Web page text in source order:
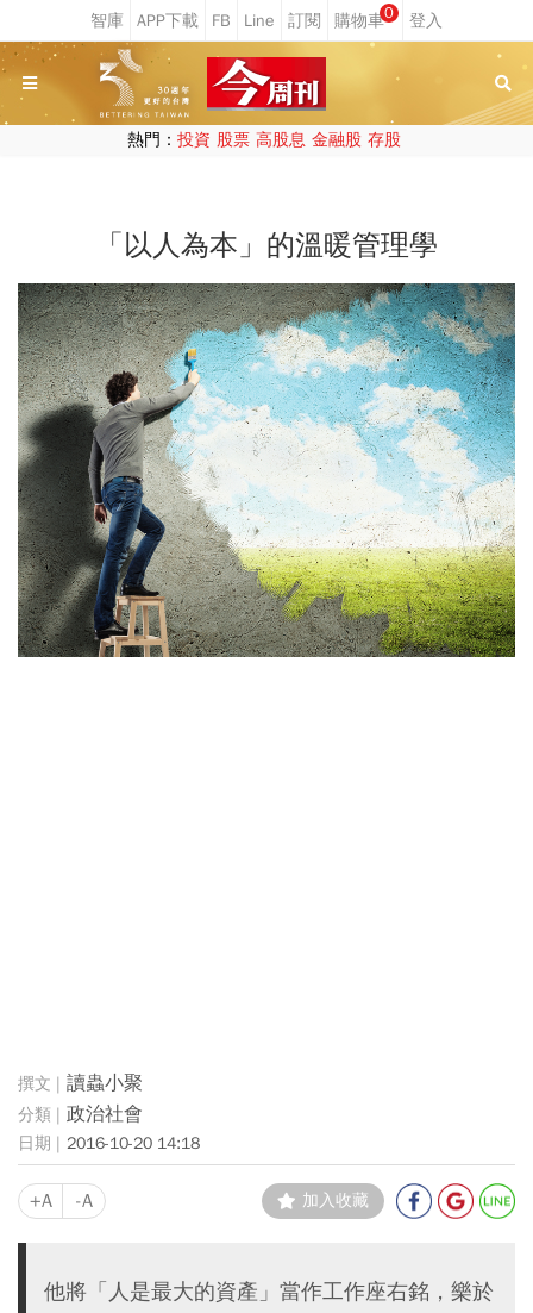
0
熱門： 投資 股票 高股息 金融股 存股
「以人為本」的溫暖管理學
讀蟲小聚
政治社會
2016-10-20 14:18
+A -A 加入收藏
他將「人是最大的資產」當作工作座右銘，樂於